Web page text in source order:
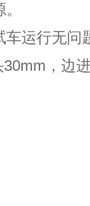
车运行无问
，边